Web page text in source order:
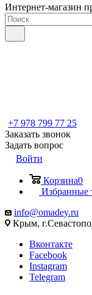
Интернет-магазин
+7 978 799 77 25
Заказать звонок
Задать вопрос
Войти
Корзина0
Избранные
info@omadey.ru
Крым,
Вконтакте
Facebook
Instagram
Telegram